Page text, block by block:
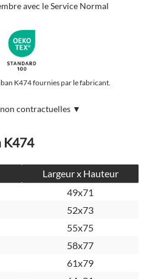
avec le Service Normal
K474 fournies par le fabricant.
contractuelles ▼
K474
Largeur x Hauteur
49x71
52x73
55x75
58x77
61x79